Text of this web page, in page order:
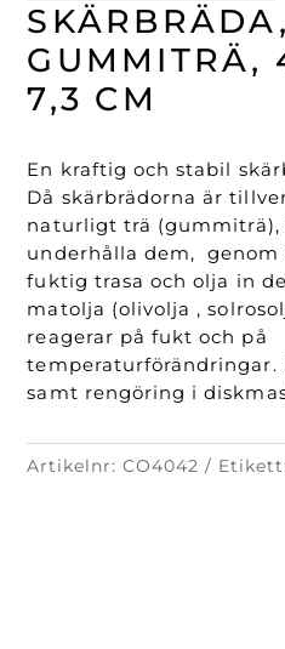
SKÄRBRÄDA,
GUMMITRÄ,
7,3 CM
En kraftig och stabil
Då skärbrädorna är
naturligt trä
underhålla dem, genom
fuktig trasa och olja in
matolja (olivolja ,
reagerar på fukt och på
temperaturförändringar.
samt rengöring i
Artikelnr:CO4042 Etikett:
48
36
x
mängd